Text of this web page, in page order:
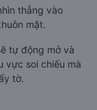
thẳng vào
mặt.
tự động mở và
vực soi chiếu mà
tờ.